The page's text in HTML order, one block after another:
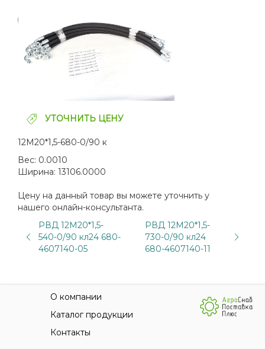
УТОЧНИТЬ ЦЕНУ
12М20*1,5-680-0/90 к
Вес: 0.0010
Ширина: 13106.0000
Цену на данный товар вы можете уточнить у
нашего онлайн-консультанта.
РВД 12М20*1,5-
540-0/90 кл24 680-
4607140-05
РВД 12М20*1,5-
730-0/90 кл24
680-4607140-11
О компании
Каталог продукции
Контакты